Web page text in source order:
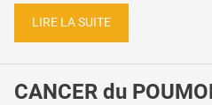
LIRE LA SUITE
CANCER du